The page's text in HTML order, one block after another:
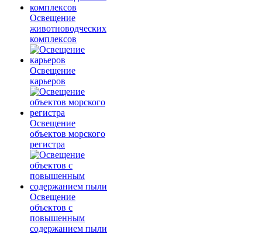
Освещение
животноводческих
комплексов
Освещение
карьеров
Освещение
объектов морского
регистра
Освещение
объектов с
повышенным
содержанием пыли